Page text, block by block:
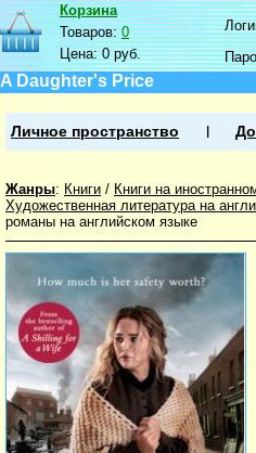
Корзина
Товаров:0
Цена:0 руб.
A Daughter's Price
Личное пространство
Жанры: Книги / Книги на
Художественная литература на
романы на английском языке